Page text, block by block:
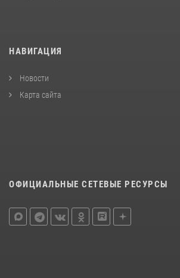
НАВИГАЦИЯ
Новости
Карта сайта
ОФИЦИАЛЬНЫЕ СЕТЕВЫЕ РЕСУРСЫ